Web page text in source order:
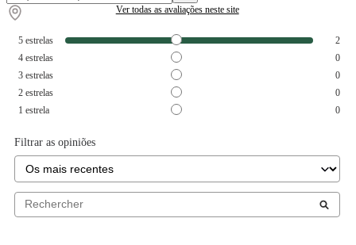
Ver todas as avaliações neste site
5 estrelas
2
4 estrelas
0
3 estrelas
0
2 estrelas
0
1 estrela 0
Filtrar as opiniões